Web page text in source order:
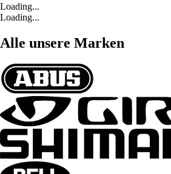
Loading...
Loading...
Alle unsere Marken